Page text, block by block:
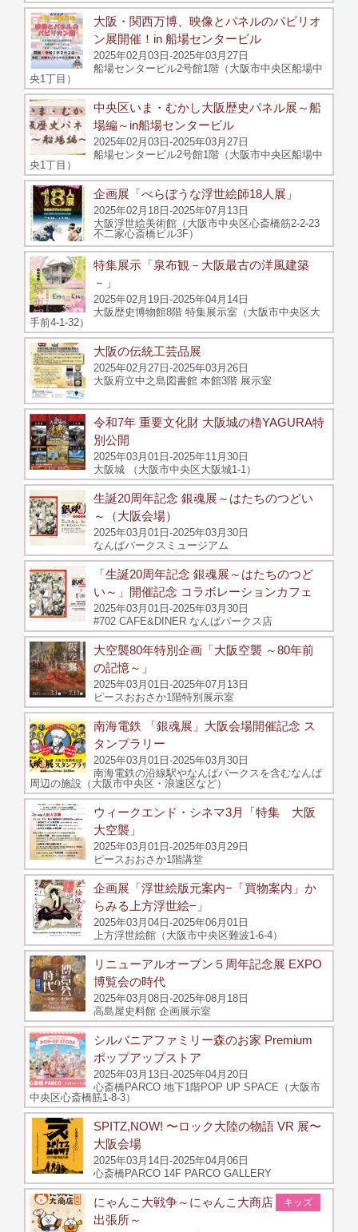
大阪・関西万博、映像とパネルのパビリオ
ン展開催！in 船場センタービル
2025年02月03日-2025年03月27日
船場センタービル2号館1階（大阪市中央区船場中
央1丁目）
中央区いま・むかし大阪歴史パネル展～船
場編～in船場センタービル
2025年02月03日-2025年03月27日
船場センタービル2号館1階（大阪市中央区船場中
央1丁目）
企画展「べらぼうな浮世絵師18人展」
2025年02月18日-2025年07月13日
大阪浮世絵美術館（大阪市中央区心斎橋筋2-2-23
不二家心斎橋ビル3F）
特集展示「泉布観－大阪最古の洋風建築
－」
2025年02月19日-2025年04月14日
大阪歴史博物館8階 特集展示室（大阪市中央区大
手前4-1-32）
大阪の伝統工芸品展
2025年02月27日-2025年03月26日
大阪府立中之島図書館 本館3階 展示室
令和7年 重要文化財 大阪城の櫓YAGURA特
別公開
2025年03月01日-2025年11月30日
大阪城 （大阪市中央区大阪城1-1）
生誕20周年記念 銀魂展～はたちのつどい
～（大阪会場）
2025年03月01日-2025年03月30日
なんばパークスミュージアム
「生誕20周年記念 銀魂展～はたちのつど
い～」開催記念 コラボレーションカフェ
2025年03月01日-2025年03月30日
#702 CAFE&DINER なんばパークス店
大空襲80年特別企画「大阪空襲 ～80年前
の記憶～」
2025年03月01日-2025年07月13日
ピースおおさか1階特別展示室
南海電鉄 「銀魂展」大阪会場開催記念 ス
タンプラリー
2025年03月01日-2025年03月30日
南海電鉄の沿線駅やなんばパークスを含むなんば
周辺の施設（大阪市中央区・浪速区など）
ウィークエンド・シネマ3月「特集 大阪
大空襲」
2025年03月01日-2025年03月29日
ピースおおさか1階講堂
企画展「浮世絵版元案内−「買物案内」か
らみる上方浮世絵−」
2025年03月04日-2025年06月01日
上方浮世絵館（大阪市中央区難波1-6-4）
リニューアルオープン５周年記念展 EXPO
博覧会の時代
2025年03月08日-2025年08月18日
高島屋史料館 企画展示室
シルバニアファミリー森のお家 Premium
ポップアップストア
2025年03月13日-2025年04月20日
心斎橋PARCO 地下1階POP UP SPACE（大阪市
中央区心斎橋筋1-8-3）
SPITZ,NOW! 〜ロック大陸の物語 VR 展〜
大阪会場
2025年03月14日-2025年04月06日
心斎橋PARCO 14F PARCO GALLERY
キッズ
にゃんこ大戦争～にゃんこ大商店
出張所～